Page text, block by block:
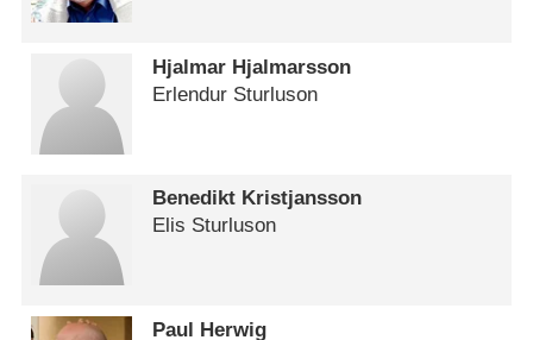
Hjalmar Hjalmarsson
Erlendur Sturluson
Benedikt Kristjansson
Elis Sturluson
Paul Herwig